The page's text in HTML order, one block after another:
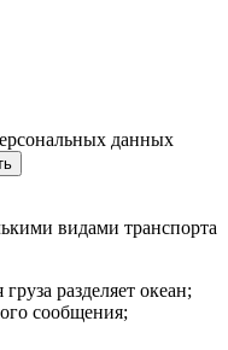
данных
видами транспорта
разделяет океан;
сообщения;